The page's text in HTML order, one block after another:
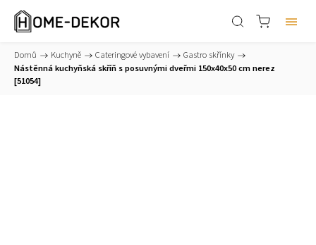
Domů / Kuchyně / Cateringové vybavení / Gastro skřínky /
Nástěnná kuchyňská skříň s posuvnými dveřmi 150x40x50 cm nerez
[51054]